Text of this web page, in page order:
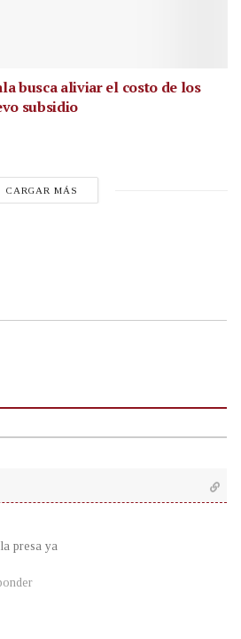
busca aliviar el costo de los
subsidio
CARGAR MÁS
presa ya